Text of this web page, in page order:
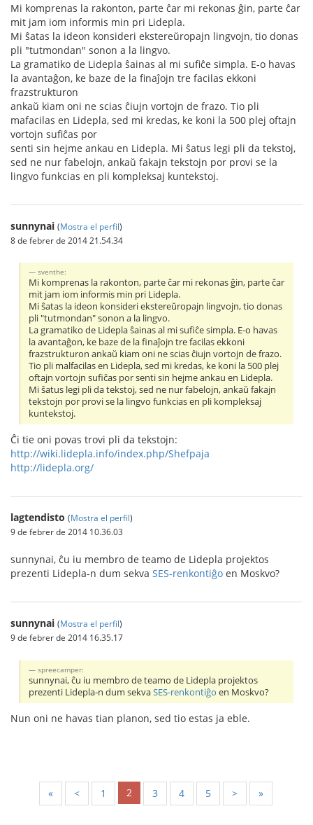
Mi komprenas la rakonton, parte ĉar mi rekonas ĝin, parte ĉar
mit jam iom informis min pri Lidepla.
Mi ŝatas la ideon konsideri ekstereŭropajn lingvojn, tio donas
pli "tutmondan" sonon a la lingvo.
La gramatiko de Lidepla ŝainas al mi sufiĉe simpla. E-o havas
la avantaĝon, ke baze de la finaĵojn tre facilas ekkoni
frazstrukturon
ankaŭ kiam oni ne scias ĉiujn vortojn de frazo. Tio pli
mafacilas en Lidepla, sed mi kredas, ke koni la 500 plej oftajn
vortojn sufiĉas por
senti sin hejme ankau en Lidepla. Mi ŝatus legi pli da tekstoj,
sed ne nur fabelojn, ankaŭ fakajn tekstojn por provi se la
lingvo funkcias en pli kompleksaj kuntekstoj.
sunnynai (Mostra el perfil)
8 de febrer de 2014 21.54.34
sventhe:
Mi komprenas la rakonton, parte ĉar mi rekonas ĝin, parte ĉar
mit jam iom informis min pri Lidepla.
Mi ŝatas la ideon konsideri ekstereŭropajn lingvojn, tio donas
pli "tutmondan" sonon a la lingvo.
La gramatiko de Lidepla ŝainas al mi sufiĉe simpla. E-o havas
la avantaĝon, ke baze de la finaĵojn tre facilas ekkoni
frazstrukturon ankaŭ kiam oni ne scias ĉiujn vortojn de frazo.
Tio pli malfacilas en Lidepla, sed mi kredas, ke koni la 500 plej
oftajn vortojn sufiĉas por senti sin hejme ankau en Lidepla.
Mi ŝatus legi pli da tekstoj, sed ne nur fabelojn, ankaŭ fakajn
tekstojn por provi se la lingvo funkcias en pli kompleksaj
kuntekstoj.
Ĉi tie oni povas trovi pli da tekstojn:
http://wiki.lidepla.info/index.php/Shefpaja
http://lidepla.org/
lagtendisto (Mostra el perfil)
9 de febrer de 2014 10.36.03
sunnynai, ĉu iu membro de teamo de Lidepla projektos
prezenti Lidepla-n dum sekva SES-renkontiĝo en Moskvo?
sunnynai (Mostra el perfil)
9 de febrer de 2014 16.35.17
spreecamper:
sunnynai, ĉu iu membro de teamo de Lidepla projektos
prezenti Lidepla-n dum sekvaSES-renkontiĝo en Moskvo?
Nun oni ne havas tian planon, sed tio estas ja eble.
« < 1 2 3 4 5 > »